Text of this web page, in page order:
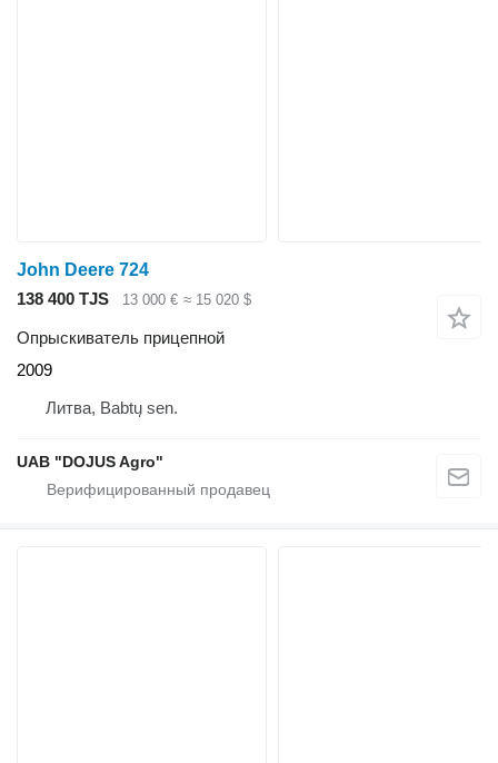
John Deere 724
138 400 TJS
13 000 € ≈ 15 020 $
Опрыскиватель прицепной
2009
Литва, Babtų sen.
UAB "DOJUS Agro"